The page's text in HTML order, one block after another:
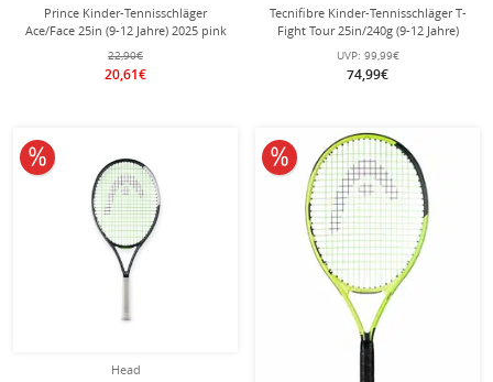
Prince Kinder-Tennisschläger
Ace/Face 25in (9-12 Jahre) 2025 pink
- besaitet -
22,90€
20,61€
Tecnifibre Kinder-Tennisschläger T-
Fight Tour 25in/240g (9-12 Jahre)
2025 weiss - besaitet -
UVP: 99,99€
74,99€
Head
10% reduziert 10% reduziert